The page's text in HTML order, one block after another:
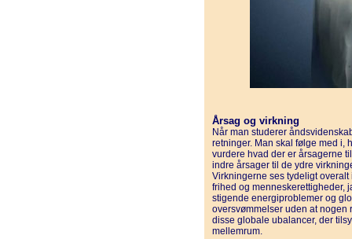
Årsag og virkning
Når man studerer
retninger. Man skal følge med i,
vurdere hvad der er årsagerne
indre årsager til de ydre
Virkningerne ses tydeligt
frihed og
stigende energiproblemer og
oversvømmelser uden at nogen
disse globale ubalancer, der
mellemrum.